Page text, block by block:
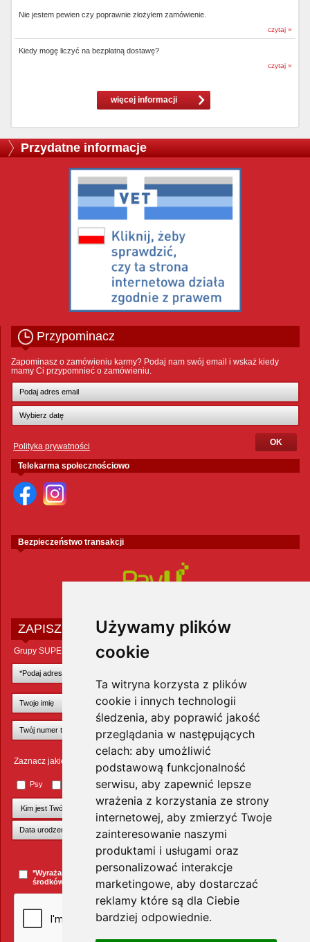
Używamy plików
cookie
Ta witryna korzysta z plików
cookie i innych technologii
śledzenia, aby poprawić jakość
przeglądania w następujących
celach: aby umożliwić
podstawową funkcjonalność
serwisu, aby zapewnić lepsze
wrażenia z korzystania ze strony
internetowej, aby zmierzyć Twoje
zainteresowanie naszymi
produktami i usługami oraz
personalizować interakcje
marketingowe, aby dostarczać
reklamy które są dla Ciebie
bardziej odpowiednie.
Nie jestem pewien czy poprawnie złożyłem zamówienie.
czytaj »
Kiedy mogę liczyć na bezpłatną dostawę?
czytaj »
więcej informacji
Przydatne informacje
Przypominacz
Zapominasz o zamówieniu karmy? Podaj nam swój email i wskaż kiedy
mamy Ci przypomnieć o zamówieniu.
Polityka prywatności
Telekarma społecznościowo
Bezpieczeństwo transakcji
ZAPISZ SIĘ DO NEWSLETTERA
Grupy SUPER ZOO POLAND Sp. z o.o.
Zaznacz jakie zwierzęta Cię interesują
Psy Małe ssaki Ptaki Inne zwierzęta
+Dodaj kolejnego pupila
*Wyrażam zgodę na przesyłanie informacji handlowych za pomocą
środków komunikacji elektronicznej. więcej »